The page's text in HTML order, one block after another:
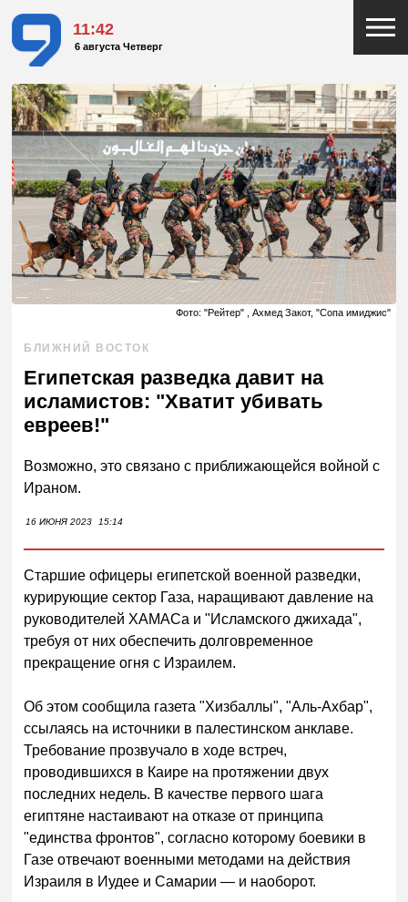
11:42
6 августа Четверг
Фото: "Рейтер" , Ахмед Закот, "Сопа имиджис"
БЛИЖНИЙ ВОСТОК
Египетская разведка давит на
исламистов: "Хватит убивать
евреев!"
Возможно, это связано с приближающейся войной с
Ираном.
16 ИЮНЯ 2023 15:14
Старшие офицеры египетской военной разведки,
курирующие сектор Газа, наращивают давление на
руководителей ХАМАСа и "Исламского джихада",
требуя от них обеспечить долговременное
прекращение огня с Израилем.
Об этом сообщила газета "Хизбаллы", "Аль-Ахбар",
ссылаясь на источники в палестинском анклаве.
Требование прозвучало в ходе встреч,
проводившихся в Каире на протяжении двух
последних недель. В качестве первого шага
египтяне настаивают на отказе от принципа
"единства фронтов", согласно которому боевики в
Газе отвечают военными методами на действия
Израиля в Иудее и Самарии — и наоборот.